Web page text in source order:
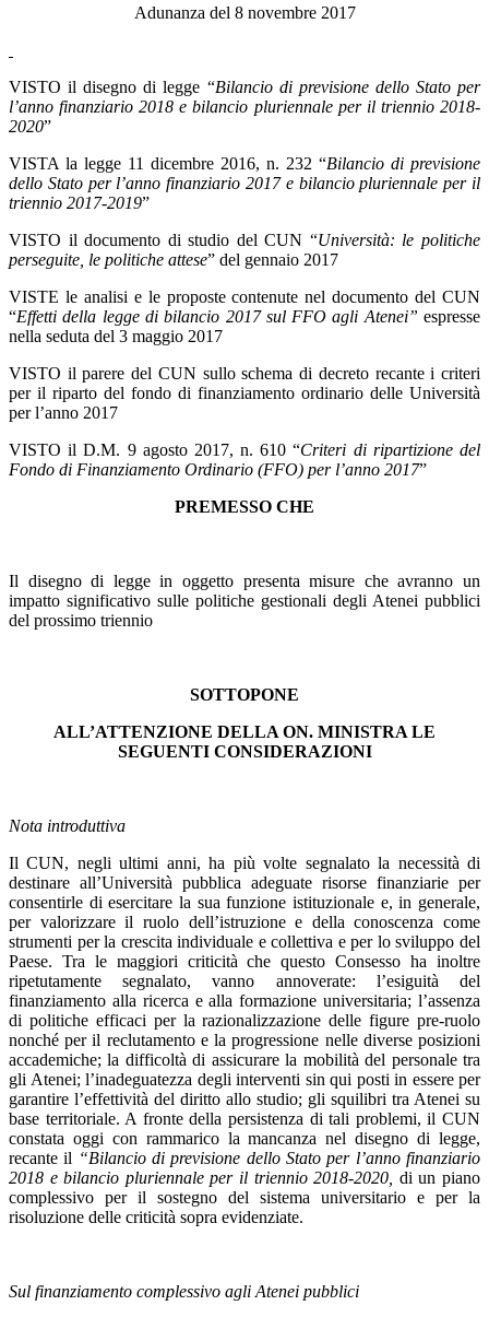
Adunanza del 8 novembre 2017
VISTO il disegno di legge “Bilancio di previsione dello Stato per
l’anno finanziario 2018 e bilancio pluriennale per il triennio 2018-
2020”
VISTA la legge 11 dicembre 2016, n. 232 “Bilancio di previsione
dello Stato per l’anno finanziario 2017 e bilancio pluriennale per il
triennio 2017-2019”
VISTO il documento di studio del CUN “Università: le politiche
perseguite, le politiche attese” del gennaio 2017
VISTE le analisi e le proposte contenute nel documento del CUN
“Effetti della legge di bilancio 2017 sul FFO agli Atenei” espresse
nella seduta del 3 maggio 2017
VISTO il parere del CUN sullo schema di decreto recante i criteri
per il riparto del fondo di finanziamento ordinario delle Università
per l’anno 2017
VISTO il D.M. 9 agosto 2017, n. 610 “Criteri di ripartizione del
Fondo di Finanziamento Ordinario (FFO) per l’anno 2017”
PREMESSO CHE
Il disegno di legge in oggetto presenta misure che avranno un
impatto significativo sulle politiche gestionali degli Atenei pubblici
del prossimo triennio
SOTTOPONE
ALL’ATTENZIONE DELLA ON. MINISTRA LE
SEGUENTI CONSIDERAZIONI
Nota introduttiva
Il CUN, negli ultimi anni, ha più volte segnalato la necessità di
destinare all’Università pubblica adeguate risorse finanziarie per
consentirle di esercitare la sua funzione istituzionale e, in generale,
per valorizzare il ruolo dell’istruzione e della conoscenza come
strumenti per la crescita individuale e collettiva e per lo sviluppo del
Paese. Tra le maggiori criticità che questo Consesso ha inoltre
ripetutamente segnalato, vanno annoverate: l’esiguità del
finanziamento alla ricerca e alla formazione universitaria; l’assenza
di politiche efficaci per la razionalizzazione delle figure pre-ruolo
nonché per il reclutamento e la progressione nelle diverse posizioni
accademiche; la difficoltà di assicurare la mobilità del personale tra
gli Atenei; l’inadeguatezza degli interventi sin qui posti in essere per
garantire l’effettività del diritto allo studio; gli squilibri tra Atenei su
base territoriale. A fronte della persistenza di tali problemi, il CUN
constata oggi con rammarico la mancanza nel disegno di legge,
recante il “Bilancio di previsione dello Stato per l’anno finanziario
2018 e bilancio pluriennale per il triennio 2018-2020, di un piano
complessivo per il sostegno del sistema universitario e per la
risoluzione delle criticità sopra evidenziate.
Sul finanziamento complessivo agli Atenei pubblici